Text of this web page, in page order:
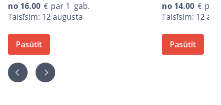
no 16.00
par 1 gab.
Taisīsim: 12 augusta
Pasūtīt
no 14.00
par
Taisīsim: 12
Pasūtīt